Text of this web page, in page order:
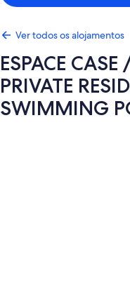
Ver todos os alojamentos
ESPACE
PRIVATE
SWIMMING